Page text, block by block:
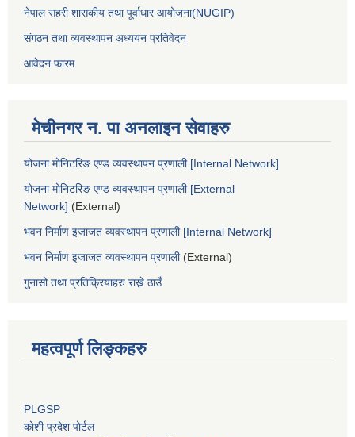
नेपाल सहरी शासकीय तथा पूर्वाधार आयोजना(NUGIP)
संगठन तथा व्यवस्थापन अध्ययन प्रतिवेदन
आवेदन फारम
मेचीनगर न. पा अनलाइन सेवाहरु
योजना मोनिटरिङ एण्ड व्यवस्थापन प्रणाली [Internal Network]
योजना मोनिटरिङ एण्ड व्यवस्थापन प्रणाली [External
Network] (External)
भवन निर्माण इजाजत व्यवस्थापन प्रणाली [Internal Network]
भवन निर्माण इजाजत व्यवस्थापन प्रणाली(External)
गुनासो तथा प्रतिक्रियाहरु राख्ने ठाउँ
महत्वपूर्ण लिङ्कहरु
PLGSP
कोशी प्रदेश पोर्टल